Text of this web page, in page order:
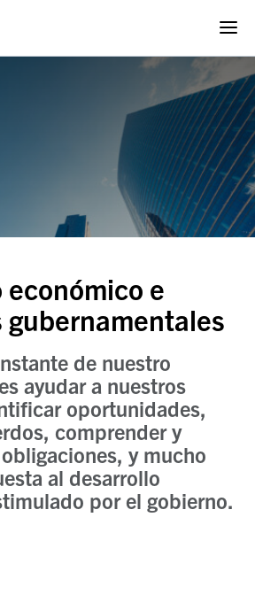
e
de nuestro
ayudar a nuestros
oportunidades,
comprender y
y mucho
al desarrollo
por el gobierno.